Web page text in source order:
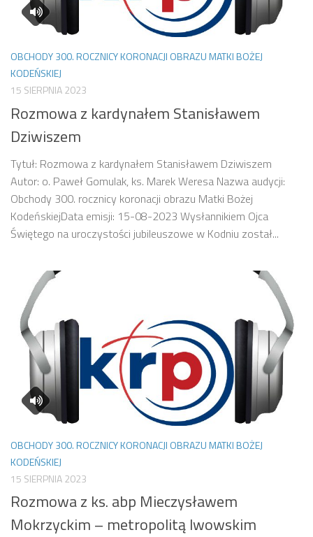
OBCHODY 300. ROCZNICY KORONACJI OBRAZU MATKI BOŻEJ
KODEŃSKIEJ
15 SIERPNIA 2023
Rozmowa z kardynałem Stanisławem
Dziwiszem
Tytuł: Rozmowa z kardynałem Stanisławem Dziwiszem
Autor: o. Paweł Gomulak, ks. Marek Weresa Nazwa audycji:
Obchody 300. rocznicy koronacji obrazu Matki Bożej
KodeńskiejData emisji: 15-08-2023 Wysłannikiem Ojca
Świętego na uroczystości jubileuszowe w Kodniu został...
OBCHODY 300. ROCZNICY KORONACJI OBRAZU MATKI BOŻEJ
KODEŃSKIEJ
15 SIERPNIA 2023
Rozmowa z ks. abp Mieczysławem
Mokrzyckim – metropolitą lwowskim